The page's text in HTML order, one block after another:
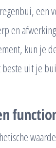
een
en
kun je
beste uit je